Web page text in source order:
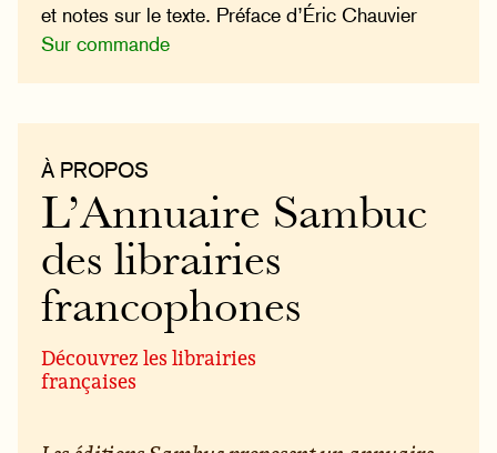
et notes sur le texte. Préface d’Éric Chauvier
Sur commande
À PROPOS
L’Annuaire Sambuc
des librairies
francophones
Découvrez les librairies
françaises